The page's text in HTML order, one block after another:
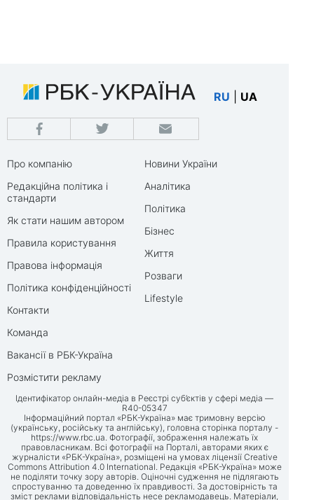
RU UA
Про компанію
Редакційна політика і
стандарти
Як стати нашим автором
Правила користування
Правова інформація
Політика конфіденційності
Контакти
Команда
Вакансії в РБК-Україна
Розмістити рекламу
Новини України
Аналітика
Політика
Бізнес
Життя
Розваги
Lifestyle
Ідентифікатор онлайн-медіа в Реєстрі суб’єктів у сфері медіа —
R40-05347
Інформаційний портал «РБК-Україна» має тримовну версію
(українську, російську та англійську), головна сторінка порталу -
https://www.rbc.ua. Фотографії, зображення належать їх
правовласникам. Всі фотографії на Порталі, авторами яких є
журналісти «РБК-Україна», розміщені на умовах ліцензії Creative
Commons Attribution 4.0 International. Редакція «РБК-Україна» може
не поділяти точку зору авторів. Оціночні судження не підлягають
спростуванню та доведенню їх правдивості. За достовірність та
зміст реклами відповідальність несе рекламодавець. Матеріали,